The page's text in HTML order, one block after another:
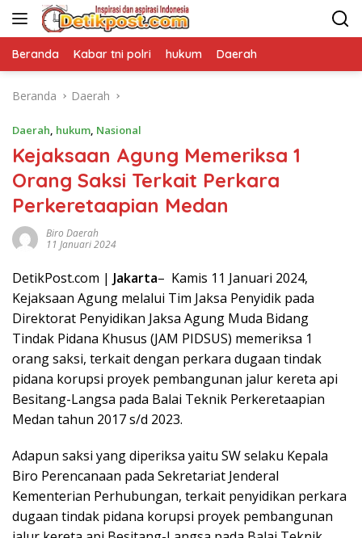
Langsung
Beranda Kabar tni polri hukum Daerah
Beranda Daerah
Daerah, hukum, Nasional
Kejaksaan Agung Memeriksa 1
Orang Saksi Terkait Perkara
Perkeretaapian Medan
Biro Daerah
11 Januari 2024
DetikPost.com | Jakarta– Kamis 11 Januari 2024,
Kejaksaan Agung melalui Tim Jaksa Penyidik pada
Direktorat Penyidikan Jaksa Agung Muda Bidang
Tindak Pidana Khusus (JAM PIDSUS) memeriksa 1
orang saksi, terkait dengan perkara dugaan tindak
pidana korupsi proyek pembangunan jalur kereta api
Besitang-Langsa pada Balai Teknik Perkeretaapian
Medan tahun 2017 s/d 2023.
Adapun saksi yang diperiksa yaitu SW selaku Kepala
Biro Perencanaan pada Sekretariat Jenderal
Kementerian Perhubungan, terkait penyidikan perkara
dugaan tindak pidana korupsi proyek pembangunan